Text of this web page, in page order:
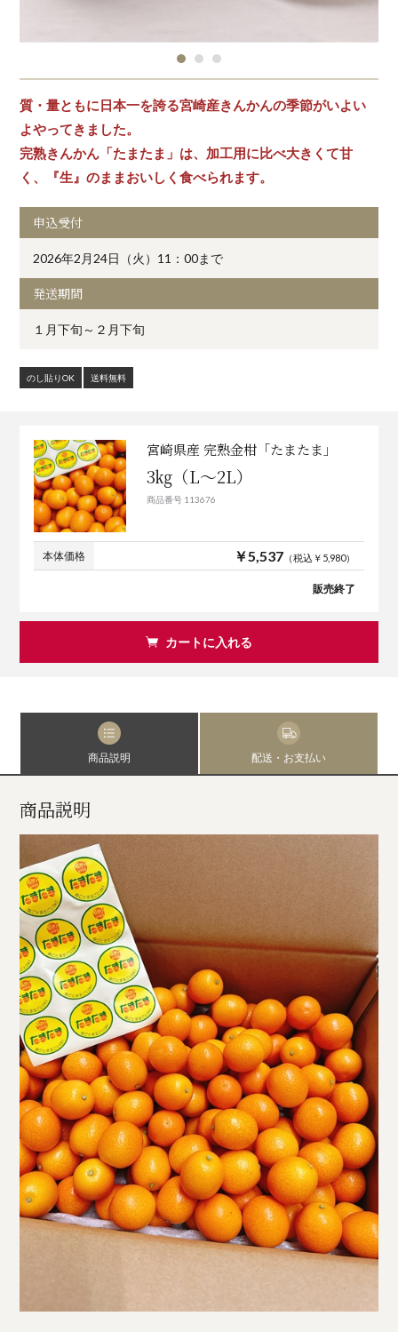
質・量ともに日本一を誇る宮崎産きんかんの季節がいよい
よやってきました。
完熟きんかん「たまたま」は、加工用に比べ大きくて甘
く、『生』のままおいしく食べられます。
申込受付
2026年2月24日（火）11：00まで
発送期間
１月下旬～２月下旬
のし貼りOK 送料無料
宮崎県産 完熟金柑「たまたま」
3㎏（L～2L）
商品番号 113676
本体価格 ￥5,537（税込￥5,980）
販売終了
カートに入れる
商品説明 配送・お支払い
商品説明